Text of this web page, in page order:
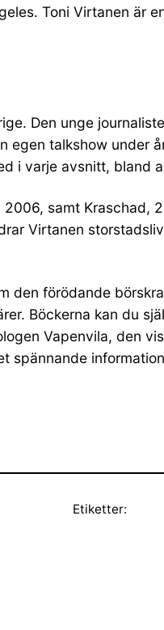
Toni Virtanen är
Den unge
talkshow under
i varje avsnitt, bland
samt
Virtanen
den förödande
Böckerna kan du
Vapenvila, den
spännande
Etiketter: